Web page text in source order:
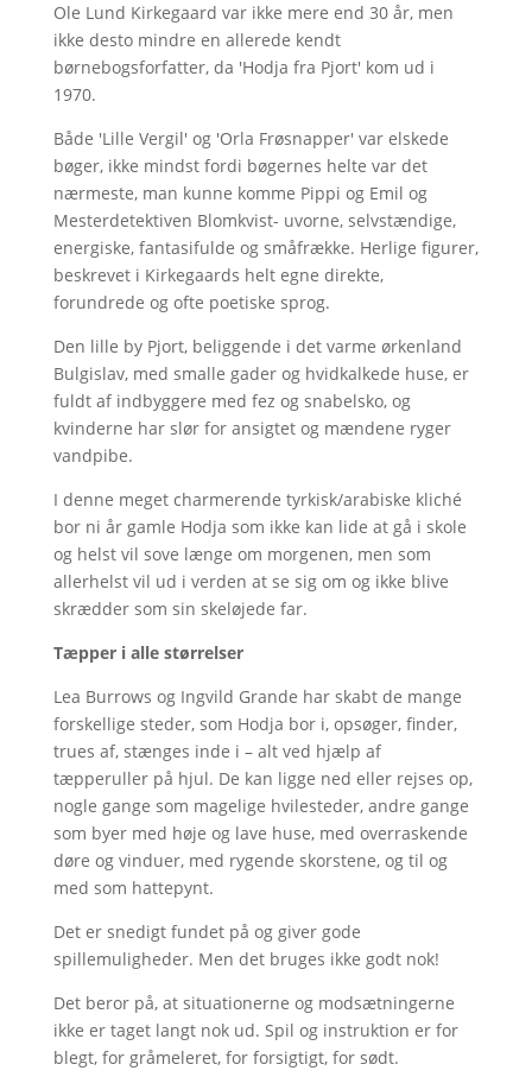
Ole Lund Kirkegaard var ikke mere end 30 år, men
ikke desto mindre en allerede kendt
børnebogsforfatter, da 'Hodja fra Pjort' kom ud i
1970.
Både 'Lille Vergil' og 'Orla Frøsnapper' var elskede
bøger, ikke mindst fordi bøgernes helte var det
nærmeste, man kunne komme Pippi og Emil og
Mesterdetektiven Blomkvist- uvorne, selvstændige,
energiske, fantasifulde og småfrække. Herlige figurer,
beskrevet i Kirkegaards helt egne direkte,
forundrede og ofte poetiske sprog.
Den lille by Pjort, beliggende i det varme ørkenland
Bulgislav, med smalle gader og hvidkalkede huse, er
fuldt af indbyggere med fez og snabelsko, og
kvinderne har slør for ansigtet og mændene ryger
vandpibe.
I denne meget charmerende tyrkisk/arabiske kliché
bor ni år gamle Hodja som ikke kan lide at gå i skole
og helst vil sove længe om morgenen, men som
allerhelst vil ud i verden at se sig om og ikke blive
skrædder som sin skeløjede far.
Tæpper i alle størrelser
Lea Burrows og Ingvild Grande har skabt de mange
forskellige steder, som Hodja bor i, opsøger, finder,
trues af, stænges inde i – alt ved hjælp af
tæpperuller på hjul. De kan ligge ned eller rejses op,
nogle gange som magelige hvilesteder, andre gange
som byer med høje og lave huse, med overraskende
døre og vinduer, med rygende skorstene, og til og
med som hattepynt.
Det er snedigt fundet på og giver gode
spillemuligheder. Men det bruges ikke godt nok!
Det beror på, at situationerne og modsætningerne
ikke er taget langt nok ud. Spil og instruktion er for
blegt, for gråmeleret, for forsigtigt, for sødt.